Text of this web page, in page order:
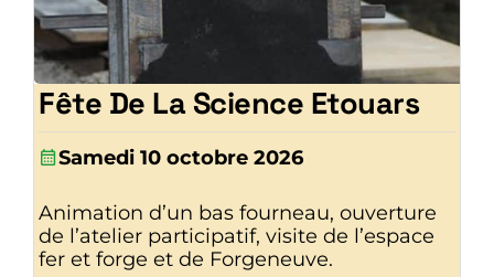
Fête De La Science Etouars
Samedi 10 octobre 2026
Animation d’un bas fourneau, ouverture
de l’atelier participatif, visite de l’espace
fer et forge et de Forgeneuve.